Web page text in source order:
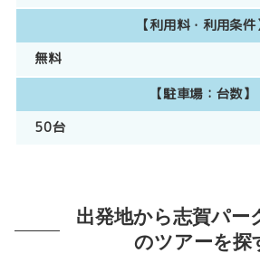
【利用料・利用条件
無料
【駐車場：台数】
50台
出発地から志賀パー
のツアーを探